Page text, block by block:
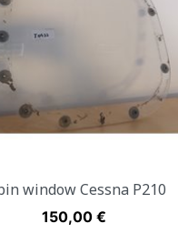
Vorschau
window Cessna P210
Preis
150,00 €